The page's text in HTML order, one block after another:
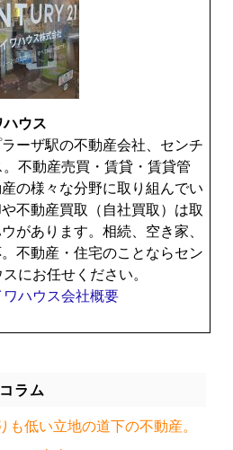
ウス
ーザ駅の不動産会社、センチ
不動産売買・賃貸・賃貸管
の様々な分野に取り組んでい
不動産買取（自社買取）は取
があります。相続、空き家、
不動産・住宅のことならセン
にお任せください。
ハウス会社概要
ラム
も低い立地の道下の不動産。